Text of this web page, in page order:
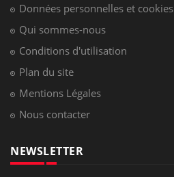
Données personnelles et cookies
Qui sommes-nous
Conditions d'utilisation
Plan du site
Mentions Légales
Nous contacter
NEWSLETTER